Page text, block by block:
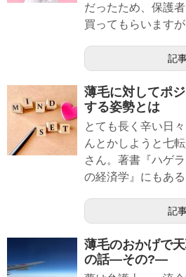
だったため、保護
買ってもらいます
記
薄毛に対してポ
する姿勢とは
とても長く辛い日
んとかしようと七
さん。著書『ハゲ
の経済学』にもある
記
薄毛のおかげで
の話―その?―